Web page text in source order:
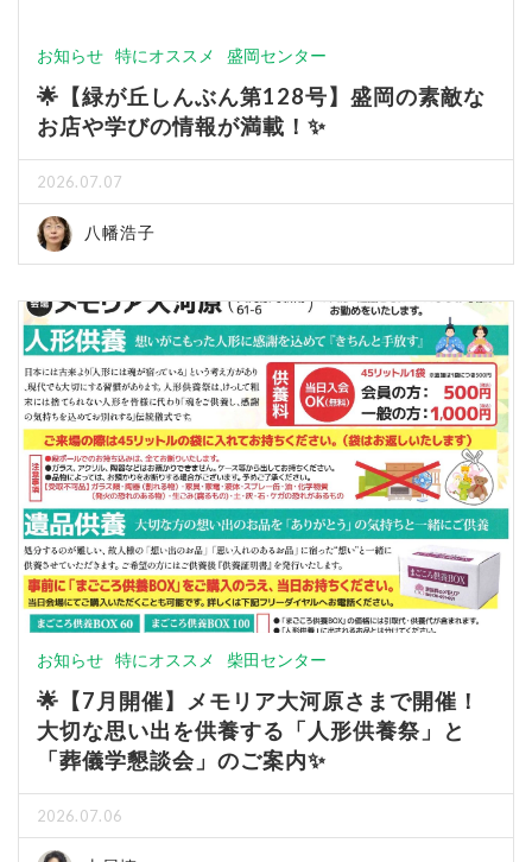
お知らせ 特にオススメ 盛岡センター
🌟【緑が丘しんぶん第128号】盛岡の素敵な
お店や学びの情報が満載！✨
2026.07.07
八幡浩子
お知らせ 特にオススメ 柴田センター
🌟【7月開催】メモリア大河原さまで開催！
大切な思い出を供養する「人形供養祭」と
「葬儀学懇談会」のご案内✨
2026.07.06